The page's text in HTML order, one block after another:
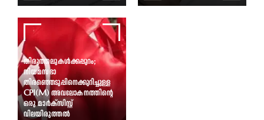
തിരുത്തലുകൾക്കപ്പുറം;
നിയമസഭാ
തിരഞ്ഞെടുപ്പിനെക്കുറിച്ചുള്ള
CPI(M) അവലോകനത്തിന്റെ
ഒരു മാർക്സിസ്റ്റ്
വിലയിരുത്തൽ